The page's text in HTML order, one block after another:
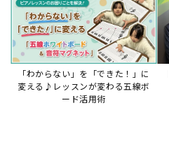
「わからない」を「できた！」に
変える♪レッスンが変わる五線ボ
ード活用術